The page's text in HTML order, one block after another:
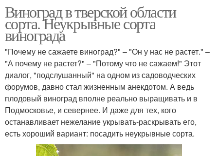
Виноград в тверской области
сорта. Неукрывные сорта
винограда
"Почему не сажаете виноград?" – "Он у нас не растет." –
"А почему не растет?" – "Потому что не сажаем!" Этот
диалог, "подслушанный" на одном из садоводческих
форумов, давно стал жизненным анекдотом. А ведь
плодовый виноград вполне реально выращивать и в
Подмосковье, и севернее. И даже для тех, кого
останавливает нежелание укрывать-раскрывать его,
есть хороший вариант: посадить неукрывные сорта.